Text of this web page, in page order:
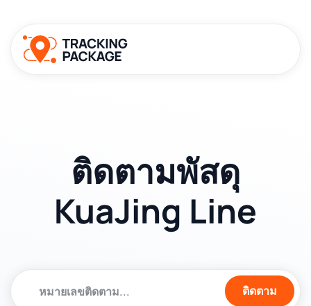
ติดตามพัสดุ
KuaJing Line
ติดตาม